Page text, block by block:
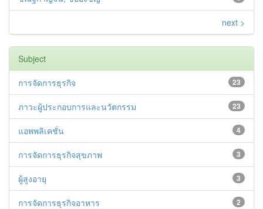
next >
Subject
23
การจัดการธุรกิจ
23
ภาวะผู้ประกอบการและนวัตกรรม
4
แอพพลิเคชั่น
3
การจัดการธุรกิจสุขภาพ
3
ผู้สูงอายุ
2
การจัดการธุรกิจอาหาร